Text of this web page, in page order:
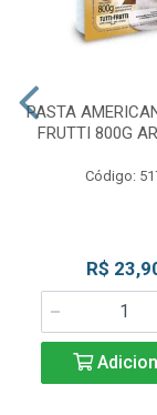
PASTA
FRUTTI 800G
Código:
R$